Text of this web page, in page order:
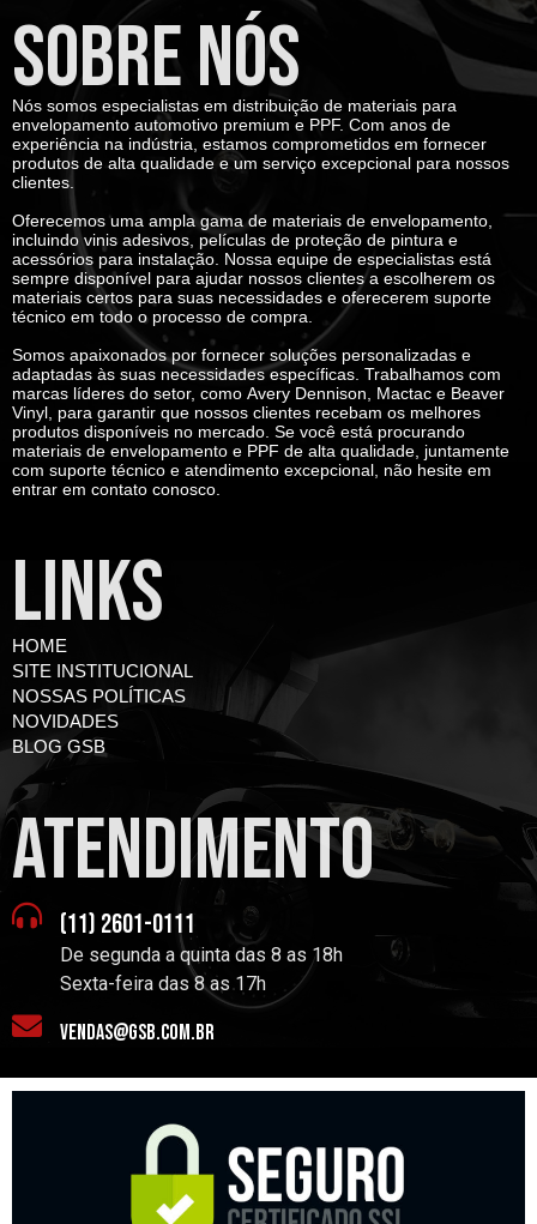
SOBRE NÓS
Nós somos especialistas em distribuição de materiais para
envelopamento automotivo premium e PPF. Com anos de
experiência na indústria, estamos comprometidos em fornecer
produtos de alta qualidade e um serviço excepcional para nossos
clientes.
Oferecemos uma ampla gama de materiais de envelopamento,
incluindo vinis adesivos, películas de proteção de pintura e
acessórios para instalação. Nossa equipe de especialistas está
sempre disponível para ajudar nossos clientes a escolherem os
materiais certos para suas necessidades e oferecerem suporte
técnico em todo o processo de compra.
Somos apaixonados por fornecer soluções personalizadas e
adaptadas às suas necessidades específicas. Trabalhamos com
marcas líderes do setor, como Avery Dennison, Mactac e Beaver
Vinyl, para garantir que nossos clientes recebam os melhores
produtos disponíveis no mercado. Se você está procurando
materiais de envelopamento e PPF de alta qualidade, juntamente
com suporte técnico e atendimento excepcional, não hesite em
entrar em contato conosco.
LINKS
HOME
SITE INSTITUCIONAL
NOSSAS POLÍTICAS
NOVIDADES
BLOG GSB
atendimento
(11) 2601-0111
De segunda a quinta das 8 as 18h
Sexta-feira das 8 as 17h
vendas@gsb.com.br